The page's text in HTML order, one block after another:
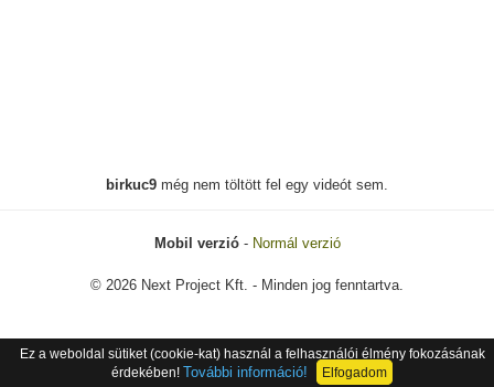
birkuc9 még nem töltött fel egy videót sem.
Mobil verzió- Normál verzió
© 2026 Next Project Kft. - Minden jog fenntartva.
Ez a weboldal sütiket (cookie-kat) használ a felhasználói élmény fokozásának
érdekében! További információ! Elfogadom